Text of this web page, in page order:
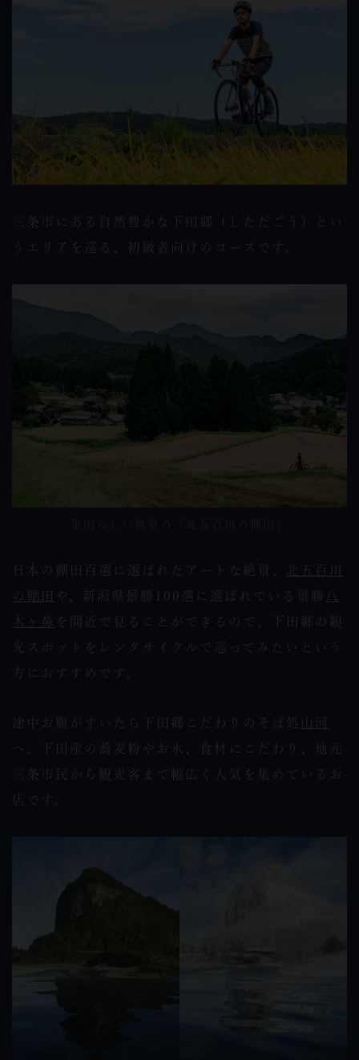
三条市にある自然豊かな下田郷（しただごう）とい
うエリアを巡る、初級者向けのコースです。
日本の棚田百選に選ばれたアートな絶景、 北五百川
の棚田
や、新潟県景勝100選に選ばれている景勝 八
木ヶ鼻 を間近で見ることができるので、下田郷の観
光スポットをレンタサイクルで巡ってみたいという
方におすすめです。
途中お腹がすいたら下田郷こだわりのそば処 山河
へ。下田産の蕎麦粉やお水、食材にこだわり、地元
三条市民から観光客まで幅広く人気を集めているお
店です。